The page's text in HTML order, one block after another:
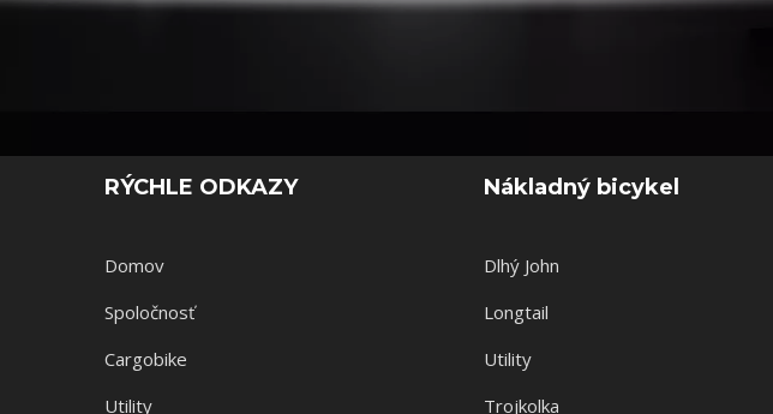
RÝCHLE ODKAZY
Domov
Spoločnosť
Cargobike
Utility
Nákladný bicykel
Dlhý John
Longtail
Utility
Trojkolka